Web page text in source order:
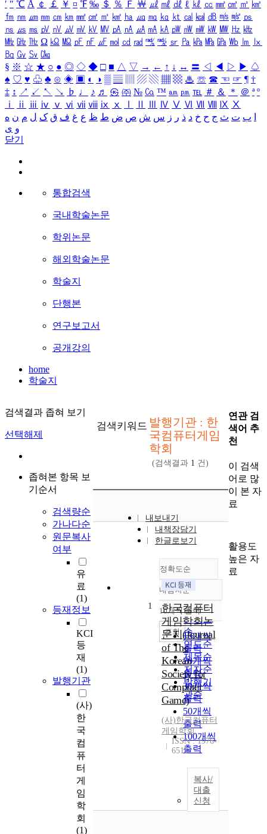
′ ″ ℃ Å ￠ ￡ ￥ ¤ ℉ ‰ ＄ ％ Ｆ ￦ ㎕ ㎖ ㎗ ℓ ㎘ ㏄ ㎣ ㎤ ㎥ ㎦
㎙ ㎚ ㎛ ㎜ ㎝ ㎞ ㎟ ㎠ ㎡ ㎢ ㏊ ㎍ ㎎ ㎏ ㏏ ㎈ ㎉ ㏈ ㎧ ㎨ ㎰
㎱ ㎲ ㎳ ㎴ ㎵ ㎶ ㎷ ㎸ ㎹ ㎀ ㎁ ㎂ ㎃ ㎄ ㎺ ㎻ ㎽ ㎾ ㎿ ㎐ ㎑
㎒ ㎓ ㎔ Ω ㏀ ㏁ ㎊ ㎋ ㎌ ㏖ ㏅ ㎭ ㎮ ㎯ ㏛ ㎩ ㎪ ㎫ ㎬ ㏝ ㏐
㏓
㏃ ㏉ ㏜ ㏆
§ ※ ☆ ★ ○ ● ◎ ◇ ◆ □ ■ △ ▽ → ← ↑ ↓ ↔ 〓 ◁ ◀ ▷ ▶ ♤
♠ ♡ ♥ ♧ ♣ ⊙ ◈ ▣ ◐ ◑ ▒ ▤ ▨ ▧ ▦ ▩ ♨ ☏ ☎ ☜ ☞ ¶ †
‡ ↕ ↗ ↙ ↖ ↘ ♭ ♩ ♪ ♬ ㉿ ㈜ № ㏇ ™ ㏂ ㏘ ℡ ＃ ＆ ＊ ＠ ª º
ⅰ
ⅱ ⅲ ⅳ ⅴ ⅵ ⅶ ⅷ ⅸ ⅹ Ⅳ Ⅴ Ⅵ Ⅶ Ⅷ Ⅸ Ⅹ
ب ت ث ج ح خ د ذ ر ز س ش ص ض ط ظ ع غ ف ق ک ل م ن ه
و ی
닫기
통합검색
국내학술논문
학위논문
해외학술논문
학술지
단행본
연구보고서
공개강의
home
학술지
검색결과 좁혀 보기
선택해제
좁혀본 항목 보
기순서
검색량순
가나다순
원문복사
여부
유
료
(1)
등재정보
KCI
등
재
(1)
발행기관
(사)
한
국
컴
퓨
터
게
임
학
회
(1)
검색키워드 발행기관 : 한
국컴퓨터게임
학회
(검색결과 1 건)
내보내기
내책장담기
한글로보기
정확도순
정확도
순
인기도
순
연도순
제목순
저자순
발행기
관순
내림차순
내림차순
10개씩 출력
10개씩
출력
20개씩
출력
30개씩
출력
50개씩
출력
100개씩
출력
조회
1
한국컴퓨터
게임학회논
문지(Journal
of The
Korean
Society for
Computer
Game)
(사)한국컴퓨터
게임학회
ISSN : 1976-
6513
복사/
대출
신청
연관 검
색어 추
천
이 검색
어로 많
이 본 자
료
활용도
높은 자
료